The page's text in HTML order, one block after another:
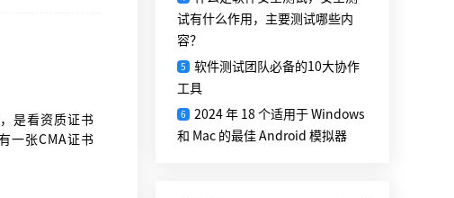
是看资质证书
一张CMA证书
试有什么作用，主要测试哪些内
容？
5
软件测试团队必备的10大协作
工具
6
2024 年 18 个适用于 Windows
和 Mac 的最佳 Android 模拟器